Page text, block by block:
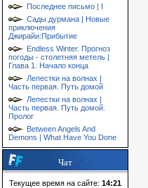
Последнее письмо | I
Сады дурмана | Новые
приключения
Джирайи:Прибытие
Endless Winter. Прогноз
погоды - столетняя метель |
Глава 1. Начало конца
Лепестки на волнах |
Часть первая. Путь домой
Лепестки на волнах |
Часть первая. Путь домой.
Пролог
Between Angels And
Demons | What Have You Done
Чат
Текущее время на сайте: 14:21